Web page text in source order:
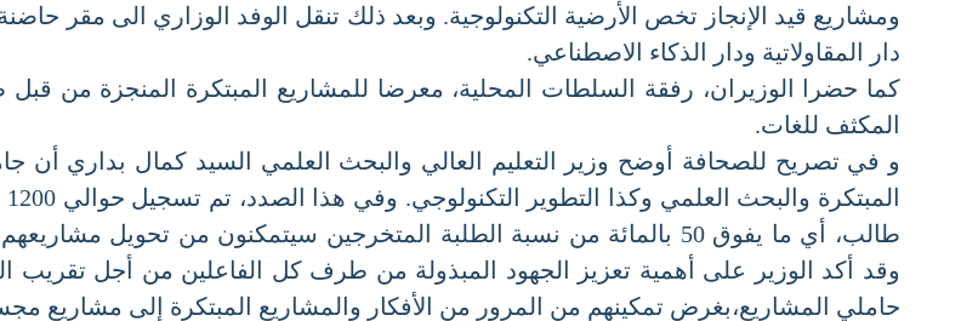
ومشاريع قيد الإنجاز تخص الأرضية التكنولوجية. وبعد ذلك تنقل الوفد الوزاري الى مقر
دار المقاولاتية ودار الذكاء الاصطناعي.
كما حضرا الوزيران، رفقة السلطات المحلية، معرضا للمشاريع المبتكرة المنجزة من قبل
المكثف للغات.
و في تصريح للصحافة أوضح وزير التعليم العالي والبحث العلمي السيد كمال بداري أن
طالب، أي ما يفوق 50 بالمائة من نسبة الطلبة المتخرجين سيتمكنون من تحويل
وقد أكد الوزير على أهمية تعزيز الجهود المبذولة من طرف كل الفاعلين من أجل تقريب
حاملي المشاريع،بغرض تمكينهم من المرور من الأفكار والمشاريع المبتكرة إلى مشاريع